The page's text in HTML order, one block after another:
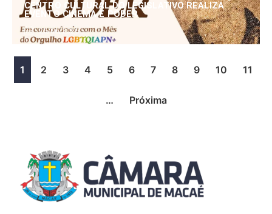
CENTRO CULTURAL DO LEGISLATIVO REALIZA
EVENTO CINEMA E PODER
25/06/2026
1 2 3 4 5 6 7 8 9 10 11
… Próxima